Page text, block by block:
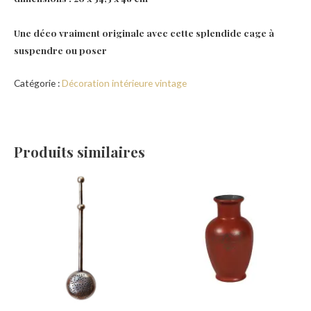
Une déco vraiment originale avec cette splendide cage à
suspendre ou poser
Catégorie :Décoration intérieure vintage
Produits similaires